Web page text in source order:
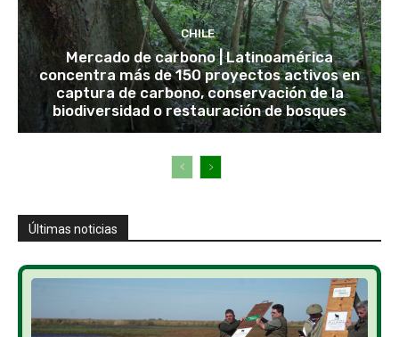
CHILE
Mercado de carbono | Latinoamérica
concentra más de 150 proyectos activos en
captura de carbono, conservación de la
biodiversidad o restauración de bosques
Últimas noticias